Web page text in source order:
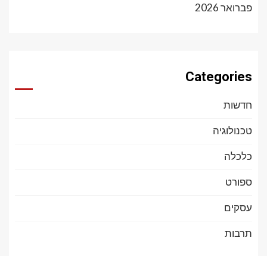
פברואר 2026
Categories
חדשות
טכנולוגיה
כלכלה
ספורט
עסקים
תרבות